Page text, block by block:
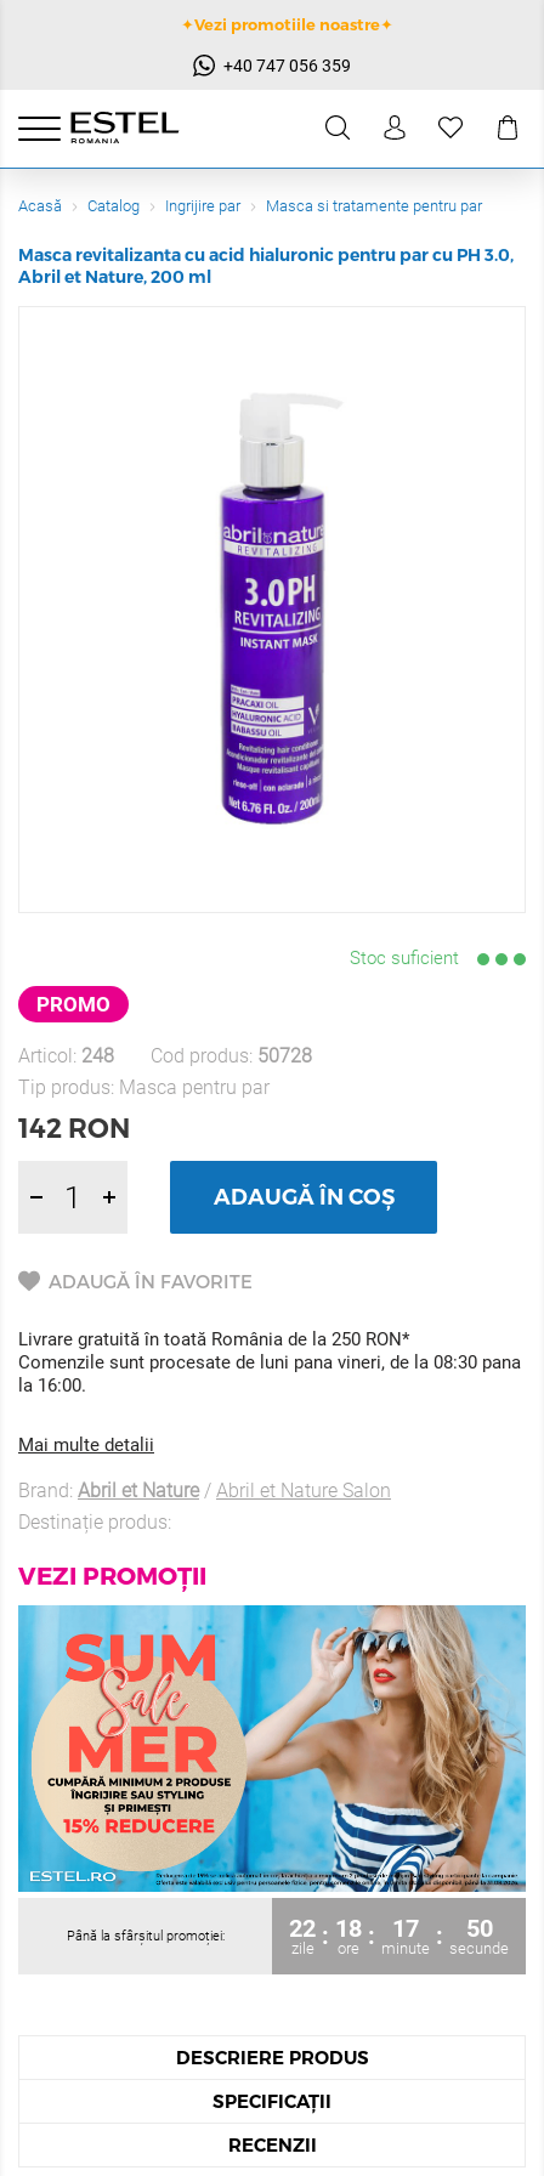
✦Vezi promotiile noastre✦
+40 747 056 359
Acasă Catalog Ingrijire par Masca si tratamente pentru par
Masca revitalizanta cu acid hialuronic pentru par cu PH 3.0,
Abril et Nature, 200 ml
Stoc suficient
PROMO
Articol: 248 Cod produs: 50728
Tip produs: Masca pentru par
142 RON
ADAUGĂ ÎN COȘ
ADAUGĂ ÎN FAVORITE
Livrare gratuită în toată România de la 250 RON*
Comenzile sunt procesate de luni pana vineri, de la 08:30 pana
la 16:00.
Mai multe detalii
Brand: Abril et Nature/ Abril et Nature Salon
Destinație produs:
VEZI PROMOȚII
Până la sfârșitul promoției: 22
zile : 18
ore : 17
minute : 50
secunde
DESCRIERE PRODUS
SPECIFICAȚII
RECENZII